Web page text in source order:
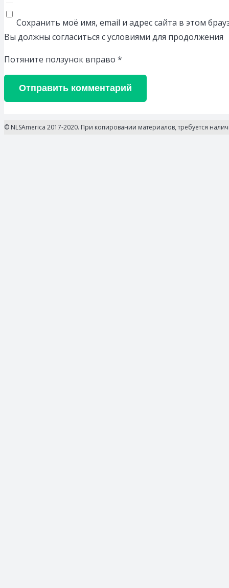
Сохранить моё имя, email и адрес сайта в этом
Вы должны согласиться с условиями для продолжения
Потяните ползунок вправо *
Отправить комментарий
© NLSAmerica 2017-2020. При копировании материалов, требуется